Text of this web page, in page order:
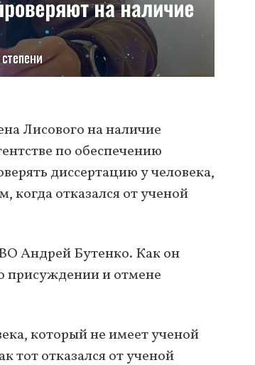
Лисового на наличие
по обеспечению
диссертацию у человека,
когда отказался от ученой
Андрей Бутенко. Как он
присуждении и отмене
который не имеет ученой
тот отказался от ученой